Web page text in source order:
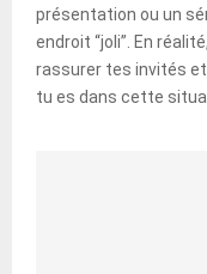
présentation ou un
endroit “joli”. En
rassurer tes invités
tu es dans cette